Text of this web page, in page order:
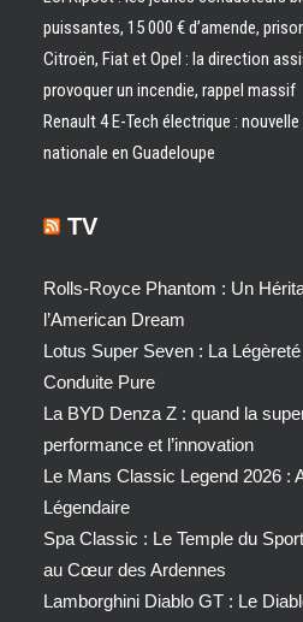
puissantes, 15 000 € d’amende,
Citroën, Fiat et Opel : la direction
provoquer un incendie, rappel massif
Renault 4 E-Tech électrique :
nationale en Guadeloupe
TV
Rolls-Royce Phantom : Un
l’American Dream
Lotus Super Seven : La
Conduite Pure
La BYD Denza Z : quand la
performance et l’innovation
Le Mans Classic Legend 2026 :
Légendaire
Spa Classic : Le Temple du
au Cœur des Ardennes
Lamborghini Diablo GT : Le